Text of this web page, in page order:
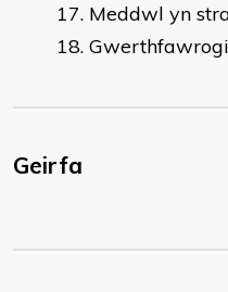
Meddwl yn
Geirfa